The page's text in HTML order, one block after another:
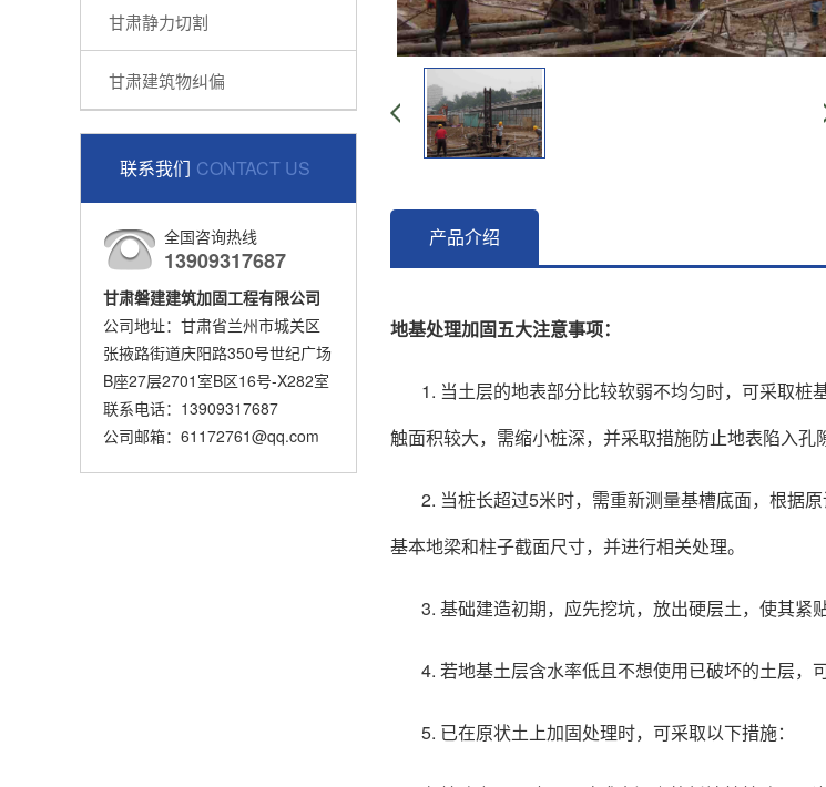
甘肃静力切割
甘肃建筑物纠偏
联系我们 CONTACT US
全国咨询热线
13909317687
甘肃磐建建筑加固工程有限公司
公司地址：甘肃省兰州市城关区
张掖路街道庆阳路350号世纪广场
B座27层2701室B区16号-X282室
联系电话：13909317687
公司邮箱：61172761@qq.com
产品介绍
地基处理加固五大注意事项：
1. 当土层的地表部分比较软弱不均匀时，可采取
触面积较大，需缩小桩深，并采取措施防止地表陷入孔
2. 当桩长超过5米时，需重新测量基槽底面，根据
基本地梁和柱子截面尺寸，并进行相关处理。
3. 基础建造初期，应先挖坑，放出硬层土，使其紧
4. 若地基土层含水率低且不想使用已破坏的土层，
5. 已在原状土上加固处理时，可采取以下措施：